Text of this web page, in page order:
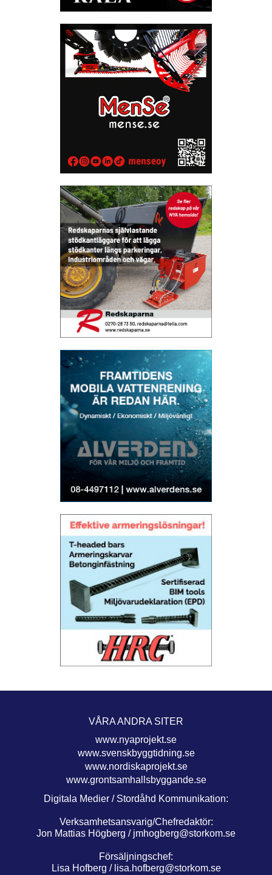
VÅRA ANDRA SITER
www.nyaprojekt.se
www.svenskbyggtidning.se
www.nordiskaprojekt.se
www.grontsamhallsbyggande.se
Digitala Medier / Stordåhd Kommunikation:
Verksamhetsansvarig/Chefredaktör:
Jon Mattias Högberg / jmhogberg@storkom.se
Försäljningschef:
Lisa Hofberg / lisa.hofberg@storkom.se